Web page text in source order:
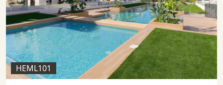
HEML101